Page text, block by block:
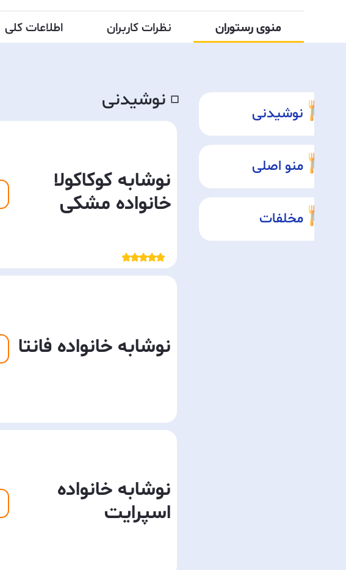
منوی رستوران نظرات کاربران اطلاعات کلی
نوشیدنی
منو اصلی
مخلفات
◽️ نوشیدنی
نوشابه کوکاکولا
خانواده مشکی
نوشابه خانواده فانتا
نوشابه خانواده
اسپرایت